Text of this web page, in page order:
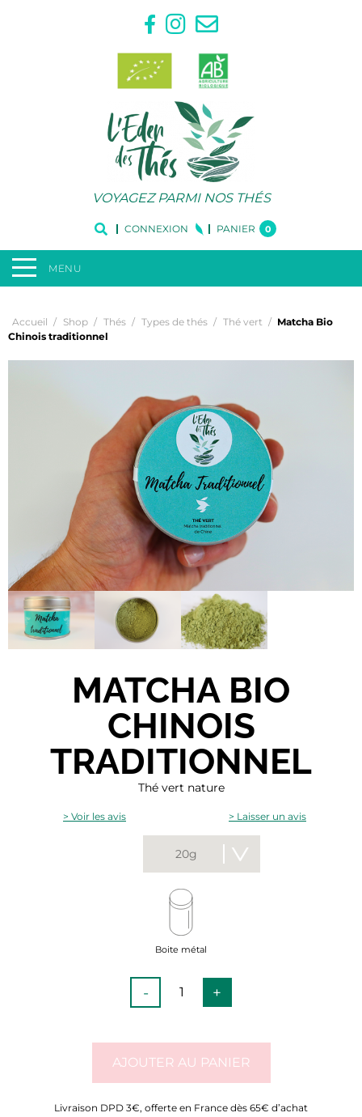
VOYAGEZ PARMI NOS THÉS
CONNEXION PANIER 0
MENU
Accueil / Shop / Thés / Types de thés / Thé vert / Matcha Bio
Chinois traditionnel
MATCHA BIO
CHINOIS
TRADITIONNEL
Thé vert nature
> Voir les avis > Laisser un avis
20g
Boite métal
- +
AJOUTER AU PANIER
Livraison DPD 3€, offerte en France dès 65€ d’achat